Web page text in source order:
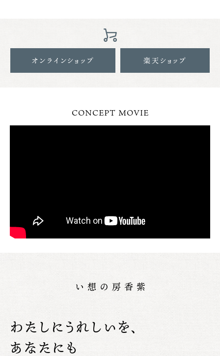
オンラインショップ 楽天ショップ
CONCEPT MOVIE
紫香房の想い
わたしにうれしいを、
あなたにも